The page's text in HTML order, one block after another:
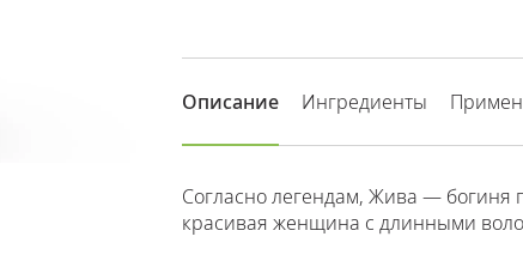
Описание Ингредиенты
Согласно легендам, Жива — богиня
красивая женщина с длинными